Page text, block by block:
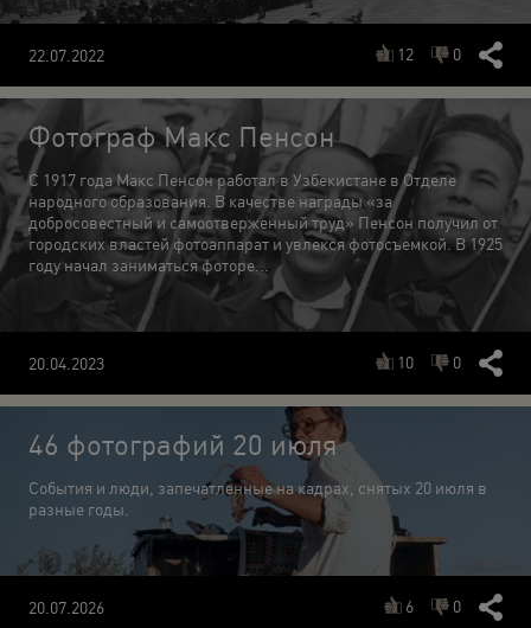
22.07.2022 12 0
Фотограф Макс Пенсон
С 1917 года Макс Пенсон работал в Узбекистане в Отделе
народного образования. В качестве награды «за
добросовестный и самоотверженный труд» Пенсон получил от
городских властей фотоаппарат и увлекся фотосъемкой. В 1925
году начал заниматься фоторе...
20.04.2023 10 0
46 фотографий 20 июля
События и люди, запечатленные на кадрах, снятых 20 июля в
разные годы.
20.07.2026 6 0